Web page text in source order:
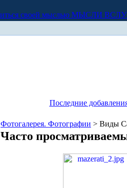
МЫСЛИ
Последние
Фотогалерея. Фотографии > Виды
Часто